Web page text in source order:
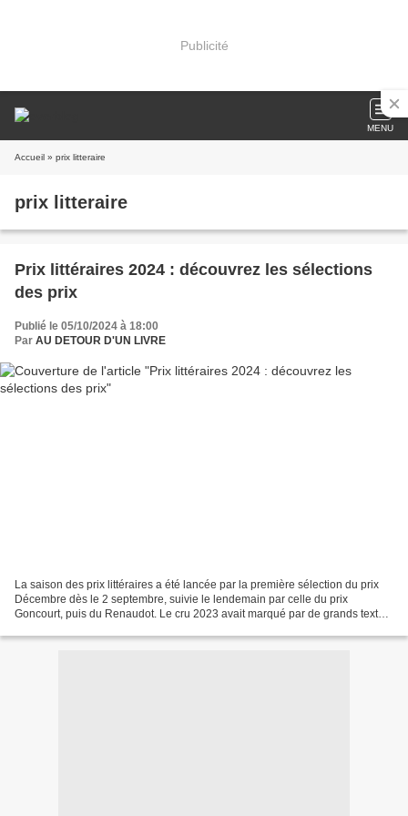
Publicité
MENU
Accueil » prix litteraire
prix litteraire
Prix littéraires 2024 : découvrez les sélections
des prix
Publié le 05/10/2024 à 18:00
Par AU DETOUR D'UN LIVRE
La saison des prix littéraires a été lancée par la première sélection du prix
Décembre dès le 2 septembre, suivie le lendemain par celle du prix
Goncourt, puis du Renaudot. Le cru 2023 avait marqué par de grands textes